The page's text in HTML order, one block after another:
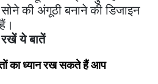
की अंगूठी बनाने की डिजाइन
रखें ये बातें
का ध्यान रख सकते हैं आप